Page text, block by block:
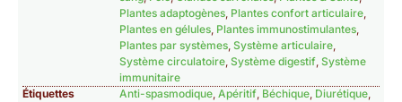
Plantes adaptogènes, Plantes confort articulaire,
Plantes en gélules, Plantes immunostimulantes,
Plantes par systèmes, Système articulaire,
Système circulatoire, Système digestif, Système
immunitaire
Étiquettes
Anti-spasmodique, Apéritif, Béchique, Diurétique,